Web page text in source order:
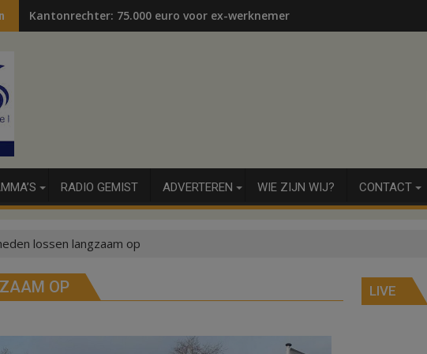
Kantonrechter: 75.000 euro voor ex-werknemers
RADIO GEMIST ADVERTEREN WIE ZIJN WIJ? CONTACT
lossen langzaam op
OP LIVE